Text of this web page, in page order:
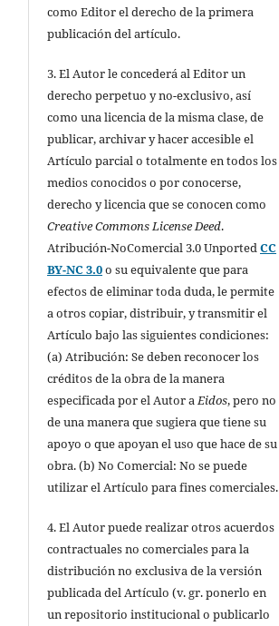
como Editor el derecho de la primera
publicación del artículo.
3. El Autor le concederá al Editor un
derecho perpetuo y no-exclusivo, así
como una licencia de la misma clase, de
publicar, archivar y hacer accesible el
Artículo parcial o totalmente en todos los
medios conocidos o por conocerse,
derecho y licencia que se conocen como
Creative Commons License Deed.
Atribución-NoComercial 3.0 UnportedCC
BY-NC 3.0o su equivalente que para
efectos de eliminar toda duda, le permite
a otros copiar, distribuir, y transmitir el
Artículo bajo las siguientes condiciones:
(a) Atribución: Se deben reconocer los
créditos de la obra de la manera
especificada por el Autor aEidos, pero no
de una manera que sugiera que tiene su
apoyo o que apoyan el uso que hace de su
obra. (b) No Comercial: No se puede
utilizar el Artículo para fines comerciales.
4. El Autor puede realizar otros acuerdos
contractuales no comerciales para la
distribución no exclusiva de la versión
publicada del Artículo (v. gr. ponerlo en
un repositorio institucional o publicarlo